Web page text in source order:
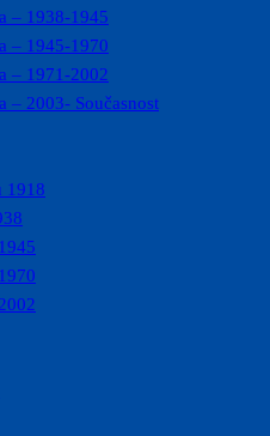
– 1938-1945
– 1945-1970
– 1971-2002
– 2003- Současnost
1918